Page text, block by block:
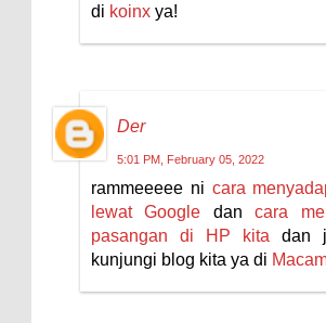
di koinx ya!
Der
5:01 PM, February 05, 2022
rammeeeee ni cara
lewat Google dancara
pasangan di HP kita dan
kunjungi blog kita ya di